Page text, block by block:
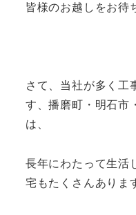
皆様のお越しをお待
さて、当社が多く工
す、播磨町・明石市
は、
長年にわたって生活
宅もたくさんありま